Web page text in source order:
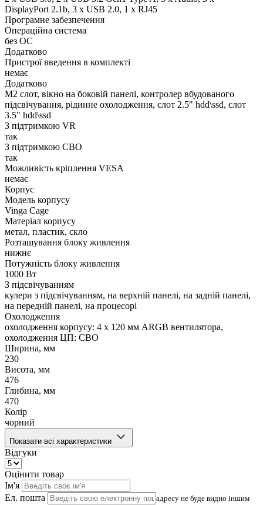
DisplayPort 2.1b, 3 x USB 2.0, 1 x RJ45
Програмне забезпечення
Операційна система
без ОС
Додатково
Пристрої введення в комплекті
немає
Додатково
M2 слот, вікно на боковій панелі, контролер вбудованого
підсвічування, рідинне охолодження, слот 2.5" hdd\ssd, слот
3.5" hdd\ssd
З підтримкою VR
так
З підтримкою СВО
так
Можливість кріплення VESA
немає
Корпус
Модель корпусу
Vinga Cage
Матеріал корпусу
метал, пластик, скло
Розташування блоку живлення
нижнє
Потужність блоку живлення
1000 Вт
З підсвічуванням
кулери з підсвічуванням, на верхній панелі, на задній панелі,
на передній панелі, на процесорі
Охолодження
охолодження корпусу: 4 x 120 мм ARGB вентилятора,
охолодження ЦП: СВО
Ширина, мм
230
Висота, мм
476
Глибина, мм
470
Колір
чорний
Показати всі характеристики
Відгуки
Оцінити товар
Ім'я
Ел. пошта
адресу не буде видно іншим